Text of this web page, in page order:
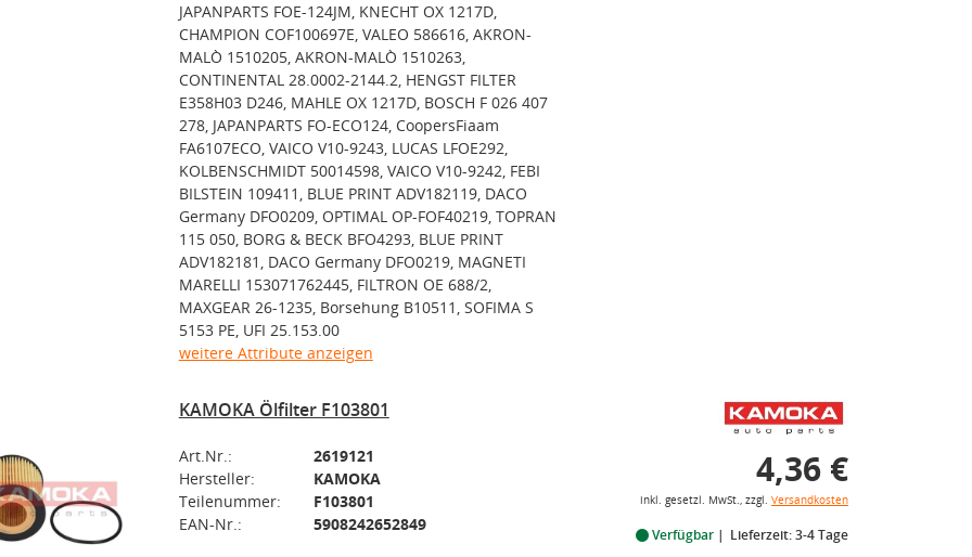
JAPANPARTS FOE-124JM, KNECHT OX 1217D,
CHAMPION COF100697E, VALEO 586616, AKRON-
MALÒ 1510205, AKRON-MALÒ 1510263,
CONTINENTAL 28.0002-2144.2, HENGST FILTER
E358H03 D246, MAHLE OX 1217D, BOSCH F 026 407
278, JAPANPARTS FO-ECO124, CoopersFiaam
FA6107ECO, VAICO V10-9243, LUCAS LFOE292,
KOLBENSCHMIDT 50014598, VAICO V10-9242, FEBI
BILSTEIN 109411, BLUE PRINT ADV182119, DACO
Germany DFO0209, OPTIMAL OP-FOF40219, TOPRAN
115 050, BORG & BECK BFO4293, BLUE PRINT
ADV182181, DACO Germany DFO0219, MAGNETI
MARELLI 153071762445, FILTRON OE 688/2,
MAXGEAR 26-1235, Borsehung B10511, SOFIMA S
5153 PE, UFI 25.153.00
weitere Attribute anzeigen
KAMOKA Ölfilter F103801
Art.Nr.:
2619121
Hersteller:
KAMOKA
Teilenummer:
F103801
EAN-Nr.:
5908242652849
4,36 €
inkl. gesetzl. MwSt., zzgl. Versandkosten
Verfügbar Lieferzeit: 3-4 Tage